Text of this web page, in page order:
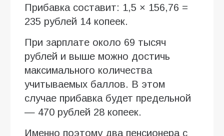
Прибавка составит: 1,5 × 156,76 =
235 рублей 14 копеек.
При зарплате около 69 тысяч
рублей и выше можно достичь
максимального количества
учитываемых баллов. В этом
случае прибавка будет предельной
— 470 рублей 28 копеек.
Именно поэтому два пенсионера с